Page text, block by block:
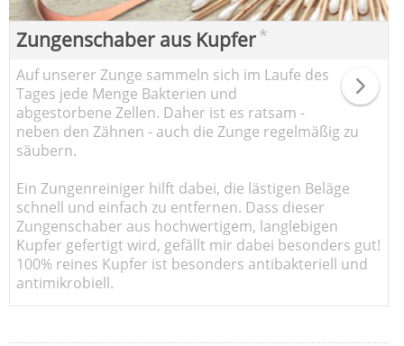
Zungenschaber aus Kupfer*
Auf unserer Zunge sammeln sich im Laufe des
Tages jede Menge Bakterien und
abgestorbene Zellen. Daher ist es ratsam -
neben den Zähnen - auch die Zunge regelmäßig zu
säubern.
Ein Zungenreiniger hilft dabei, die lästigen Beläge
schnell und einfach zu entfernen. Dass dieser
Zungenschaber aus hochwertigem, langlebigen
Kupfer gefertigt wird, gefällt mir dabei besonders gut!
100% reines Kupfer ist besonders antibakteriell und
antimikrobiell.